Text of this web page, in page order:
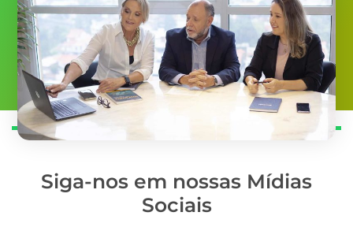
Siga-nos em nossas Mídias
Sociais